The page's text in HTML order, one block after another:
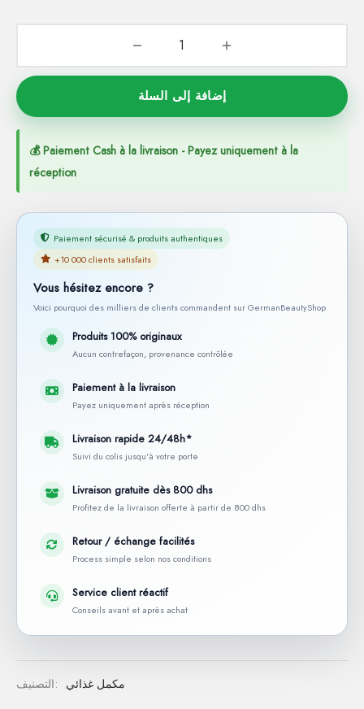
إضافة إلى السلة
💰 Paiement Cash à la livraison - Payez uniquement à la
réception
Paiement sécurisé & produits authentiques
+10 000 clients satisfaits
Vous hésitez encore ?
Voici pourquoi des milliers de clients commandent sur GermanBeautyShop
Produits 100% originaux
Aucun contrefaçon, provenance contrôlée
Paiement à la livraison
Payez uniquement après réception
Livraison rapide 24/48h*
Suivi du colis jusqu'à votre porte
Livraison gratuite dès 800 dhs
Profitez de la livraison offerte à partir de 800 dhs
Retour / échange facilités
Process simple selon nos conditions
Service client réactif
Conseils avant et après achat
التصنيف: مكمل غذائي